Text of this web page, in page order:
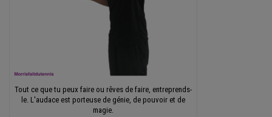
Tout ce que tu peux faire ou rêves de faire, entreprends-
le. L'audace est porteuse de génie, de pouvoir et de
magie.